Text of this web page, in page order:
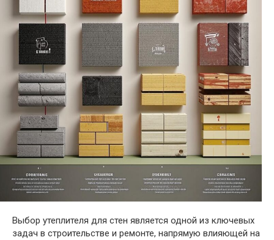
Выбор утеплителя для стен является одной из ключевых
задач в строительстве и ремонте, напрямую влияющей на